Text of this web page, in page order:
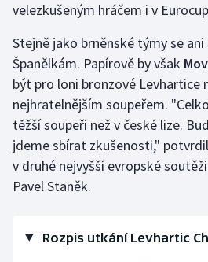
velezkušeným hráčem i v
Stejně jako brněnské týmy se
Španělkám. Papírově by však
být pro loni bronzové Levhartice
nejhratelnějším soupeřem.
těžší soupeři než v české lize.
jdeme sbírat zkušenosti,"
v druhé nejvyšší evropské
Pavel Staněk.
Rozpis utkání Levhartic